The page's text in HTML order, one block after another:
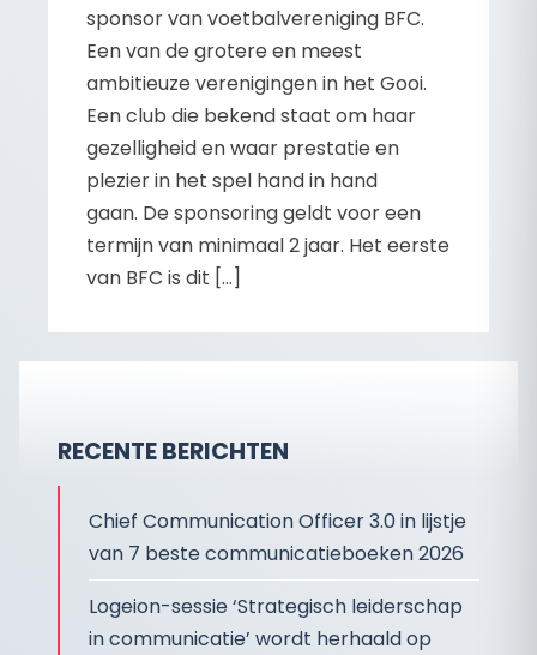
sponsor van voetbalvereniging BFC.
Een van de grotere en meest
ambitieuze verenigingen in het Gooi.
Een club die bekend staat om haar
gezelligheid en waar prestatie en
plezier in het spel hand in hand
gaan. De sponsoring geldt voor een
termijn van minimaal 2 jaar. Het eerste
van BFC is dit […]
RECENTE BERICHTEN
Chief Communication Officer 3.0 in lijstje
van 7 beste communicatieboeken 2026
Logeion-sessie ‘Strategisch leiderschap
in communicatie’ wordt herhaald op